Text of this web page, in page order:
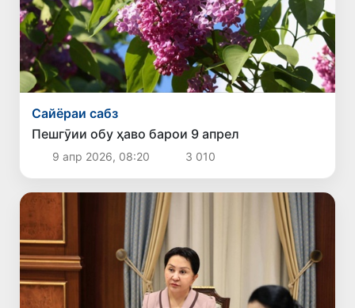
Сайёраи сабз
Пешгӯии обу ҳаво барои 9 апрел
9 апр 2026, 08:20 3 010